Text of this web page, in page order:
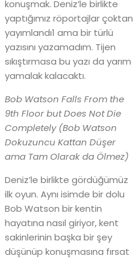
konuşmak. Deniz’le birlikte
yaptığımız röportajlar çoktan
yayımlandı1 ama bir türlü
yazısını yazamadım. Tijen
sıkıştırmasa bu yazı da yarım
yamalak kalacaktı.
Bob Watson Falls From the
9th Floor but Does Not Die
Completely (Bob Watson
Dokuzuncu Kattan Düşer
ama Tam Olarak da Ölmez)
Deniz’le birlikte gördüğümüz
ilk oyun. Aynı isimde bir dolu
Bob Watson bir kentin
hayatına nasıl giriyor, kent
sakinlerinin başka bir şey
düşünüp konuşmasına fırsat